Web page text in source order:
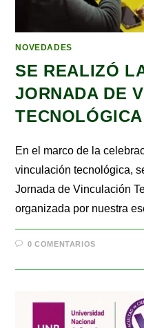
NOVEDADES
SE REALIZÓ
JORNADA DE
En el marco de la
vinculación tecnológica,
Jornada de Vinculación
organizada por nuestra
0 COMENTARIOS